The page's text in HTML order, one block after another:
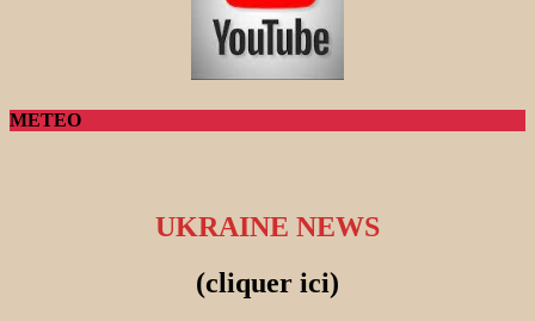
METEO
UKRAINE NEWS
(cliquer ici)